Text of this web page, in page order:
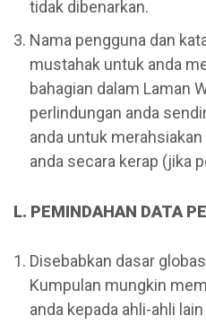
tidak dibenarkan.
Nama pengguna dan
mustahak untuk anda
bahagian dalam Laman
perlindungan anda
anda untuk
anda secara kerap (jika
L. PEMINDAHAN DATA
Disebabkan dasar
Kumpulan mungkin
anda kepada ahli-ahli